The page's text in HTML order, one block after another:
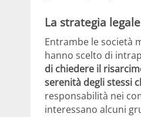
La strategia
Entrambe le società
hanno scelto di
di chiedere il
serenità degli stessi
responsabilità nei
interessano alcuni